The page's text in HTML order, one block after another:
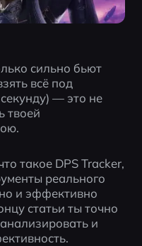
сильно бьют
всё под
— это не
твоей
такое DPS Tracker,
реального
и эффективно
статьи ты точно
и